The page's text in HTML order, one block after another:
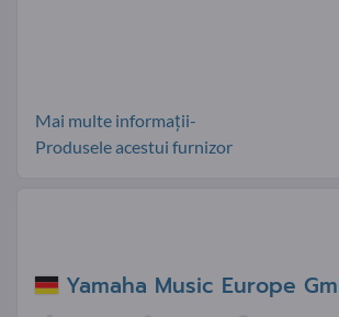
Mai multe informații-
Produsele acestui furnizor
Yamaha Music Europe